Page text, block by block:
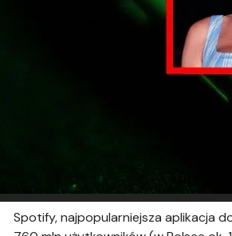
Spotify, najpopularniejsza aplikacja